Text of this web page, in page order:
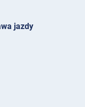
jazdy